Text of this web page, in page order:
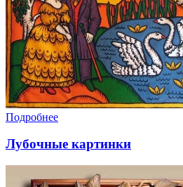
Подробнее
Лубочные картинки